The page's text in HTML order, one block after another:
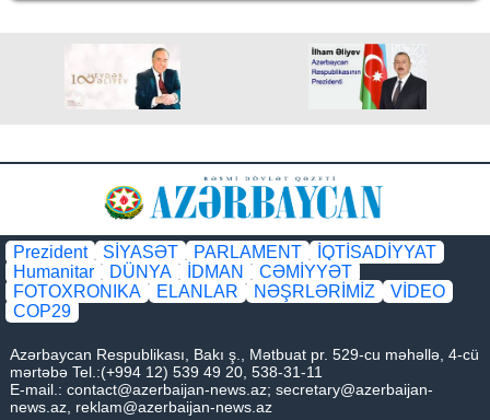
Prezident SİYASƏT PARLAMENT
İQTİSADİYYAT
Humanitar
DÜNYA İDMAN
CƏMİYYƏT
FOTOXRONIKA
ELANLAR NƏŞRLƏRİMİZ
VİDEO
COP29
Azərbaycan Respublikası, Bakı ş., Mətbuat pr. 529-cu məhəllə, 4-cü
mərtəbə Tel.:(+994 12) 539 49 20, 538-31-11
E-mail.: contact@azerbaijan-news.az; secretary@azerbaijan-
news.az, reklam@azerbaijan-news.az